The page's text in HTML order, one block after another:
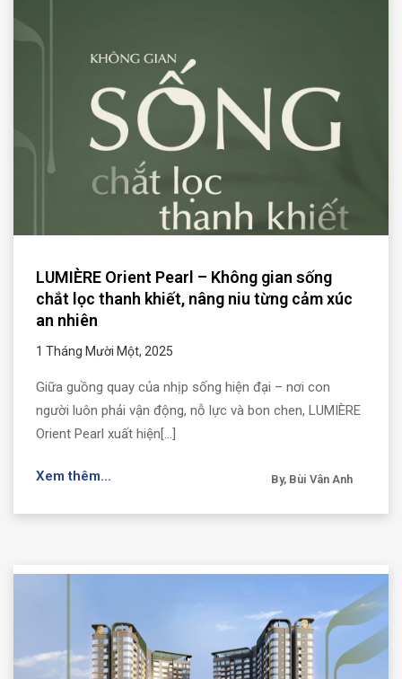
LUMIÈRE Orient Pearl – Không gian sống
chắt lọc thanh khiết, nâng niu từng cảm xúc
an nhiên
1 Tháng Mười Một, 2025
Giữa guồng quay của nhịp sống hiện đại – nơi con
người luôn phải vận động, nỗ lực và bon chen, LUMIÈRE
Orient Pearl xuất hiện[...]
Xem thêm... By, Bùi Vân Anh